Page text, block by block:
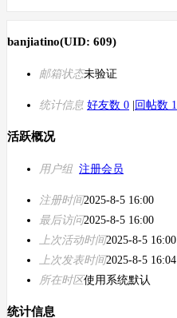
banjiatino(UID: 609)
邮箱状态未验证
统计信息 好友数 0 回帖数 1
活跃概况
用户组 注册会员
注册时间2025-8-5 16:00
最后访问2025-8-5 16:00
上次活动时间2025-8-5 16:00
上次发表时间2025-8-5 16:04
所在时区使用系统默认
统计信息